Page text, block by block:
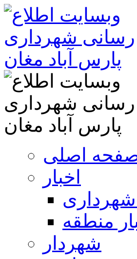
اصلی
اخبار
شهرداری
منطقه
شهردار